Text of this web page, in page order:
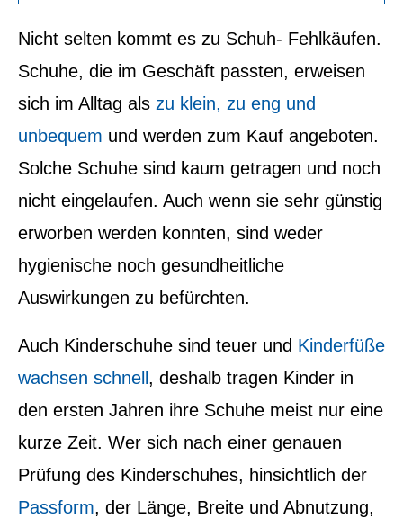
Nicht selten kommt es zu Schuh- Fehlkäufen.
Schuhe, die im Geschäft passten, erweisen
sich im Alltag als zu klein, zu eng und
unbequem und werden zum Kauf angeboten.
Solche Schuhe sind kaum getragen und noch
nicht eingelaufen. Auch wenn sie sehr günstig
erworben werden konnten, sind weder
hygienische noch gesundheitliche
Auswirkungen zu befürchten.
Auch Kinderschuhe sind teuer und Kinderfüße
wachsen schnell , deshalb tragen Kinder in
den ersten Jahren ihre Schuhe meist nur eine
kurze Zeit. Wer sich nach einer genauen
Prüfung des Kinderschuhes, hinsichtlich der
Passform, der Länge, Breite und Abnutzung,